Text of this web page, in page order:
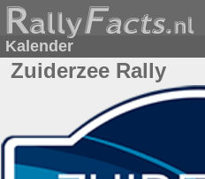
Kalender
Zuiderzee Rally